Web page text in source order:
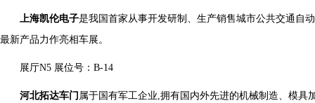
上海凯伦电子是我国首家从事开发研制、生产销售城市公共交通自
最新产品力作亮相车展。
展厅N5 展位号：B-14
河北拓达车门 属于国有军工企业,拥有国内外先进的机械制造、模